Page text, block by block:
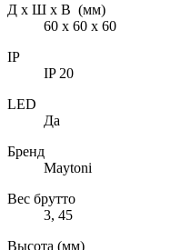
Д х Ш х В (мм)
60 х 60 х 60
IP
IP 20
LED
Да
Бренд
Maytoni
Вес брутто
3, 45
Высота (мм)